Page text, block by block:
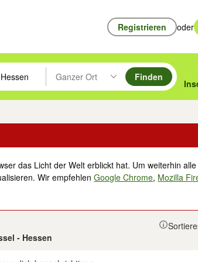
Registrieren oder
Pfeiltasten nach oben/unten durchsuchen und
eingeben. Eingabetaste drücken um zu suchen,
Ganzer Ort
Suche im Umkreis des gewählten Orts
Finden
das Licht der Welt erblickt hat. Um weiterhin alle
Wir empfehlenGoogle Chrome, Mozilla
- Hessen